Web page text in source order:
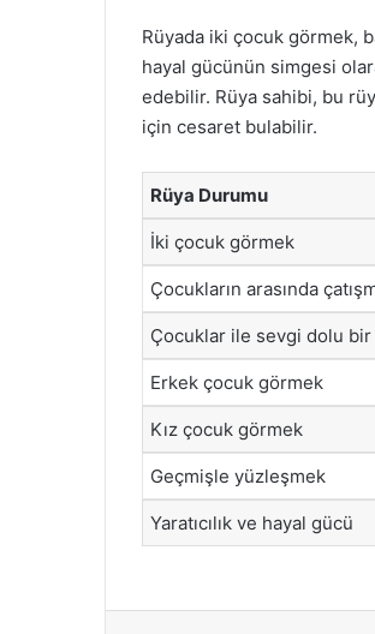
Rüyada iki çocuk görmek,
hayal gücünün simgesi
edebilir. Rüya sahibi, bu
için cesaret bulabilir.
Rüya Durumu
İki çocuk görmek
Çocukların arasında
Çocuklar ile sevgi dolu
Erkek çocuk görmek
Kız çocuk görmek
Geçmişle yüzleşmek
Yaratıcılık ve hayal gücü